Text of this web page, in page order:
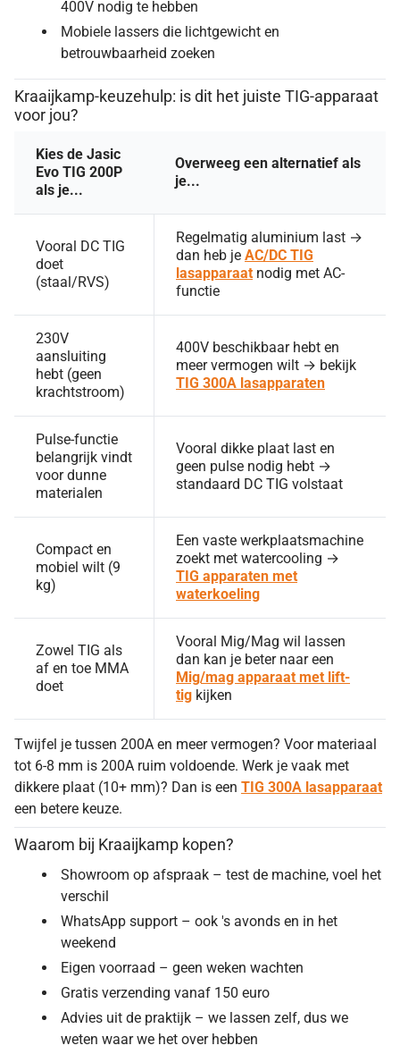
400V nodig te hebben
Mobiele lassers die lichtgewicht en
betrouwbaarheid zoeken
Kraaijkamp-keuzehulp: is dit het juiste TIG-apparaat
voor jou?
Kies de Jasic
Evo TIG 200P
als je...
Overweeg een alternatief als
je...
Vooral DC TIG
doet
(staal/RVS)
Regelmatig aluminium last →
dan heb je AC/DC TIG
lasapparaat nodig met AC-
functie
230V
aansluiting
hebt (geen
krachtstroom)
400V beschikbaar hebt en
meer vermogen wilt → bekijk
TIG 300A lasapparaten
Pulse-functie
belangrijk vindt
voor dunne
materialen
Vooral dikke plaat last en
geen pulse nodig hebt →
standaard DC TIG volstaat
Compact en
mobiel wilt (9
kg)
Een vaste werkplaatsmachine
zoekt met watercooling →
TIG apparaten met
waterkoeling
Zowel TIG als
af en toe MMA
doet
Vooral Mig/Mag wil lassen
dan kan je beter naar een
Mig/mag apparaat met lift-
tig kijken
Twijfel je tussen 200A en meer vermogen? Voor materiaal
tot 6-8 mm is 200A ruim voldoende. Werk je vaak met
dikkere plaat (10+ mm)? Dan is een TIG 300A lasapparaat
een betere keuze.
Waarom bij Kraaijkamp kopen?
Showroom op afspraak – test de machine, voel het
verschil
WhatsApp support – ook 's avonds en in het
weekend
Eigen voorraad – geen weken wachten
Gratis verzending vanaf 150 euro
Advies uit de praktijk – we lassen zelf, dus we
weten waar we het over hebben